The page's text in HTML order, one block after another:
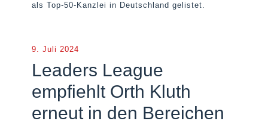
als Top-50-Kanzlei in Deutschland gelistet.
9. Juli 2024
Leaders League
empfiehlt Orth Kluth
erneut in den Bereichen